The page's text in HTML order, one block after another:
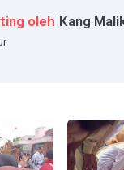
oleh Kang